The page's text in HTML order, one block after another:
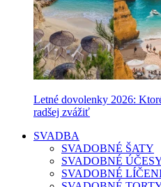
Letné dovolenky 2026:
radšej zvážiť
SVADBA
SVADOBNÉ ŠATY
SVADOBNÉ
SVADOBNÉ